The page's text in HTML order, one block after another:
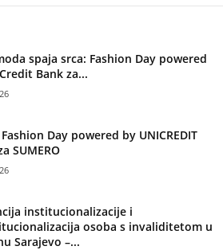
spaja srca: Fashion Day powered
Bank za...
Day powered by UNICREDIT
SUMERO
institucionalizacije i
osoba s invaliditetom u
Sarajevo –...